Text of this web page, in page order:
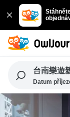
台南樂遊
Datum